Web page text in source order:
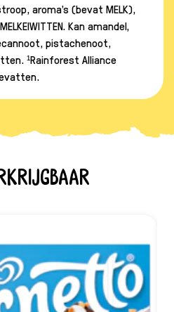
aroma's (bevat MELK),
Kan amandel,
pistachenoot,
¹Rainforest Alliance